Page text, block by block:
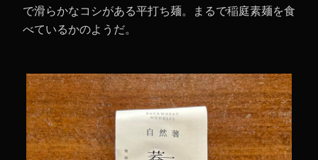
で滑らかなコシがある平打ち麺。まるで稲庭素麺を食
べているかのようだ。